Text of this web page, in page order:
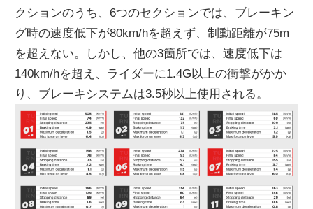
クションのうち、6つのセクションでは、ブレーキン
グ時の速度低下が80km/hを超えず、制動距離が75m
を超えない。しかし、他の3箇所では、速度低下は
140km/hを超え、ライダーに1.4G以上の衝撃がかか
り、ブレーキシステムは3.5秒以上使用される。